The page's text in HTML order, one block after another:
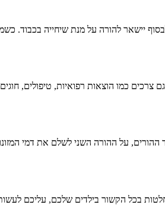
יישאר להורה על מנת שיחייה בכבוד.
כמו הוצאות רפואיות, טיפולים,
על ההורה השני לשלם את דמי
בכל הקשור בילדים שלכם, עליכם